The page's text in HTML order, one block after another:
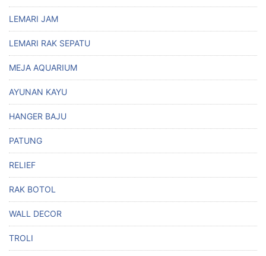
LEMARI JAM
LEMARI RAK SEPATU
MEJA AQUARIUM
AYUNAN KAYU
HANGER BAJU
PATUNG
RELIEF
RAK BOTOL
WALL DECOR
TROLI